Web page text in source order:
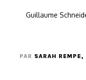
Guillaume
PAR SARAH REMPE,